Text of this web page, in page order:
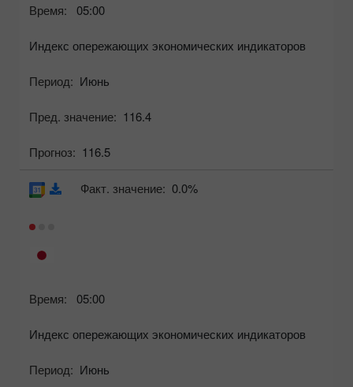
Время: 05:00
Индекс опережающих экономических индикаторов
Период: Июнь
Пред. значение: 116.4
Прогноз: 116.5
Время: 05:00
Индекс опережающих экономических индикаторов
Период: Июнь
Факт. значение: 0.0%